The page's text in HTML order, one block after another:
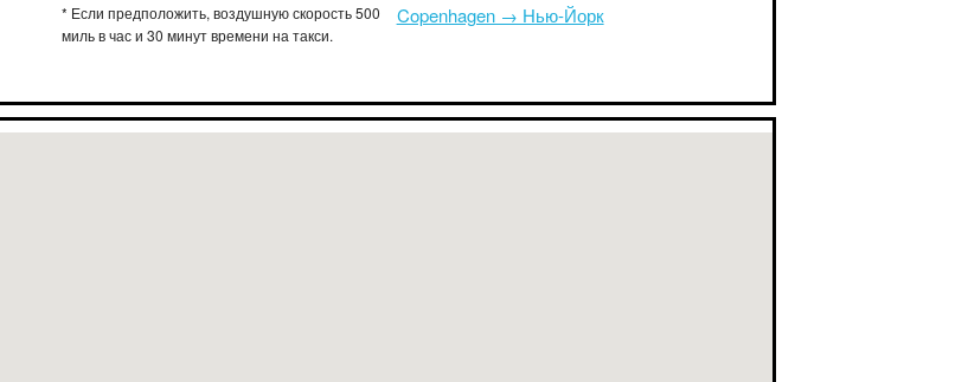
* Если предположить, воздушную скорость 500
миль в час и 30 минут времени на такси.
Copenhagen → Нью-Йорк